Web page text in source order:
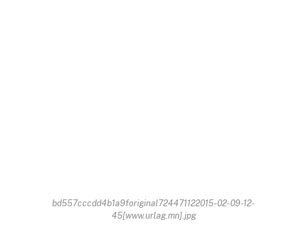
bd557cccdd4b1a9foriginal724471122015-02-09-12-
45[www.urlag.mn].jpg